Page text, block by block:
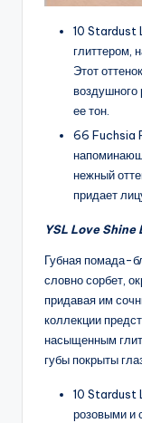
10 Stardust
глиттером,
Этот
воздушного
ее тон.
66 Fuchsia
нежный
придает
YSL Love
Губная помада-
словно сорбет,
придавая им
коллекции
насыщенным
губы покрыты
10 Stardust
розовыми и